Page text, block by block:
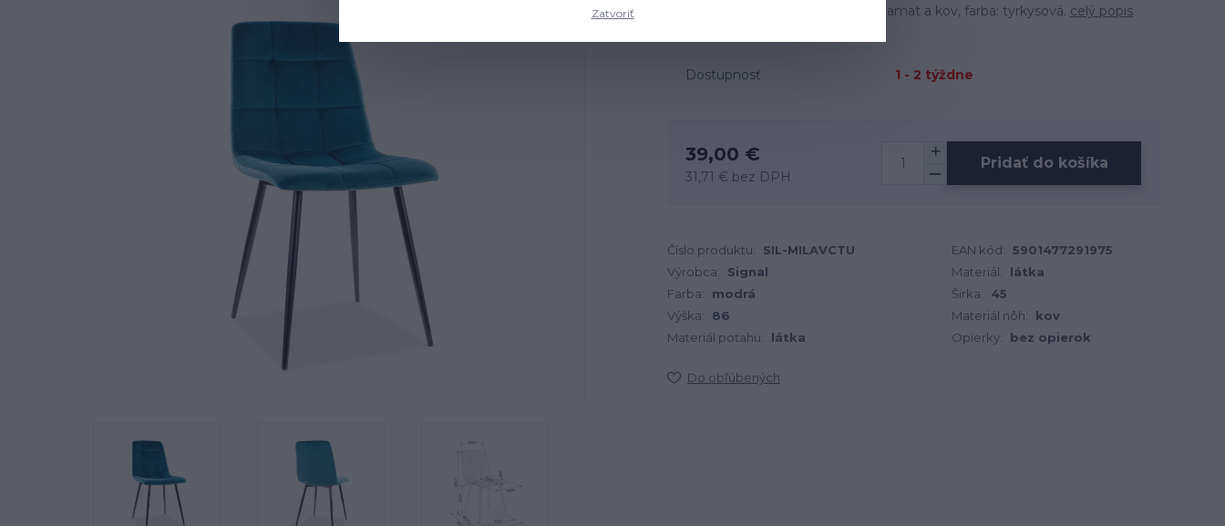
Rozmery: 45x41x86 cm, materiál: zamat a kov, farba: tyrkysová. celý popis
Dostupnosť 1 - 2 týždne
39,00 €
31,71 € bez DPH
Pridať do košíka
Číslo produktu: SIL-MILAVCTU EAN kód: 5901477291975
Výrobca:
Signal Materiál:
látka
Farba:
modrá Šírka:
45
Výška:
86 Materiál nôh:
kov
Materiál poťahu:
látka Opierky: bez opierok
Do obľúbených
Zatvoriť